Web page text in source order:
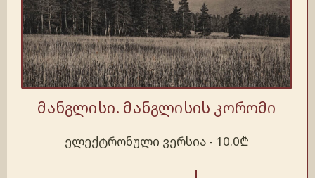
მანგლისი. მანგლისის კორომი
ელექტრონული ვერსია - 10.0₾